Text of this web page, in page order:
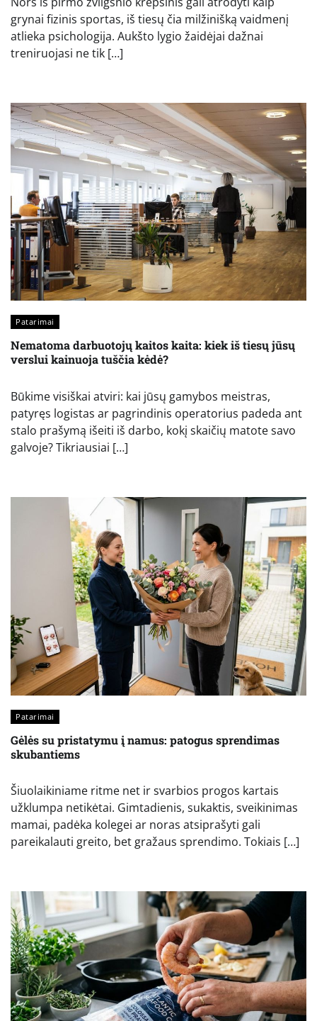
grynai fizinis sportas, iš tiesų čia milžinišką vaidmenį
atlieka psichologija. Aukšto lygio žaidėjai dažnai
treniruojasi ne tik […]
Patarimai
Nematoma darbuotojų kaitos kaita: kiek iš tiesų jūsų
verslui kainuoja tuščia kėdė?
Būkime visiškai atviri: kai jūsų gamybos meistras,
patyręs logistas ar pagrindinis operatorius padeda ant
stalo prašymą išeiti iš darbo, kokį skaičių matote savo
galvoje? Tikriausiai […]
Patarimai
Gėlės su pristatymu į namus: patogus sprendimas
skubantiems
Šiuolaikiniame ritme net ir svarbios progos kartais
užklumpa netikėtai. Gimtadienis, sukaktis, sveikinimas
mamai, padėka kolegei ar noras atsiprašyti gali
pareikalauti greito, bet gražaus sprendimo. Tokiais […]